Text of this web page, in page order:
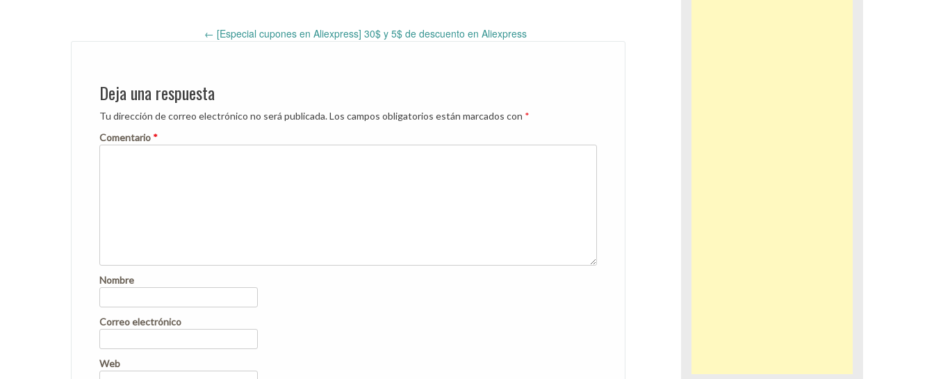
Post
navigation
← [Especial cupones en Aliexpress] 30$ y 5$ de descuento en Aliexpress
Deja una respuesta
Tu dirección de correo electrónico no será publicada.Los campos obligatorios están marcados con *
Comentario *
Nombre
Correo electrónico
Web